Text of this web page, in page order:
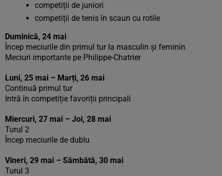
competiții de juniori
competiții de tenis în scaun cu rotile
Duminică, 24 mai
Încep meciurile din primul tur la masculin și feminin
Meciuri importante pe Philippe-Chatrier
Luni, 25 mai – Marți, 26 mai
Continuă primul tur
Intră în competiție favoriții principali
Miercuri, 27 mai – Joi, 28 mai
Turul 2
Încep meciurile de dublu
Vineri, 29 mai – Sâmbătă, 30 mai
Turul 3